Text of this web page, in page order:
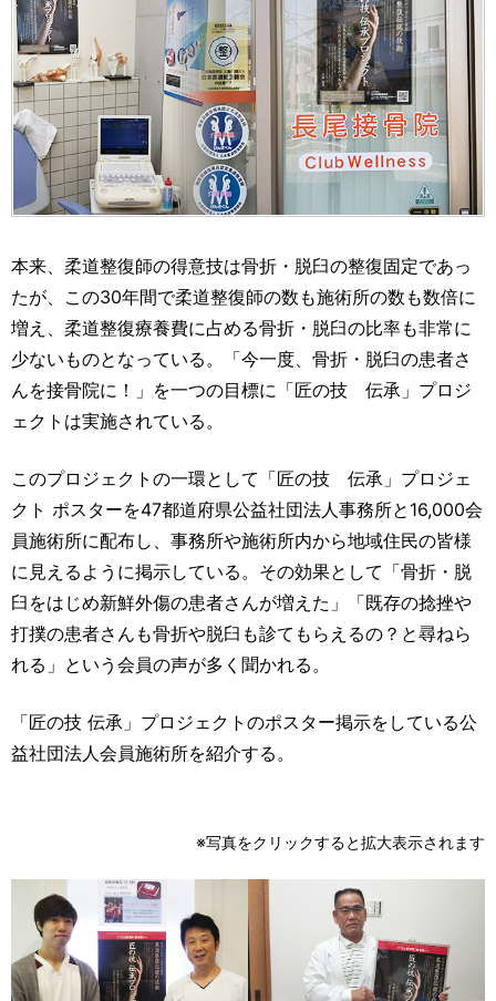
本来、柔道整復師の得意技は骨折・脱臼の整復固定であっ
たが、この30年間で柔道整復師の数も施術所の数も数倍に
増え、柔道整復療養費に占める骨折・脱臼の比率も非常に
少ないものとなっている。「今一度、骨折・脱臼の患者さ
んを接骨院に！」を一つの目標に「匠の技 伝承」プロジ
ェクトは実施されている。
このプロジェクトの一環として「匠の技 伝承」プロジェ
クト ポスターを47都道府県公益社団法人事務所と16,000会
員施術所に配布し、事務所や施術所内から地域住民の皆様
に見えるように掲示している。その効果として「骨折・脱
臼をはじめ新鮮外傷の患者さんが増えた」「既存の捻挫や
打撲の患者さんも骨折や脱臼も診てもらえるの？と尋ねら
れる」という会員の声が多く聞かれる。
「匠の技 伝承」プロジェクトのポスター掲示をしている公
益社団法人会員施術所を紹介する。
※写真をクリックすると拡大表示されます